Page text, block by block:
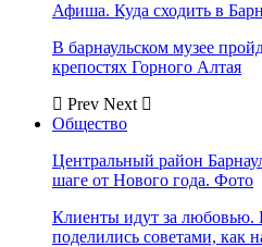
Афиша. Куда сходить в
В барнаульском музее
крепостях Горного Алтая
Prev Next
Общество
Центральный район
шаге от Нового года. Фото
Клиенты идут за любовью.
поделились советами, как